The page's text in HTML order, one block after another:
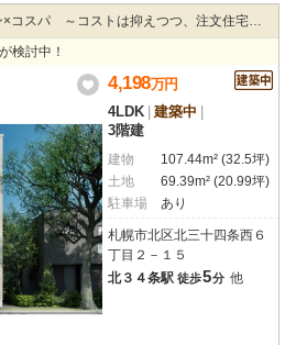
ローン４，３９８万円を金利０．７５％
（概算） →月々１０６，０８３円
コスパ ～コストは抑えつつ、注文住宅の
が検討中！
4,198万円
4LDK 建築中
3階建
建物
107.44m² (32.5坪)
土地
69.39m² (20.99坪)
駐車場
あり
札幌市北区北三十四条西６
丁目２－１５
北３４条駅 徒歩5分 他